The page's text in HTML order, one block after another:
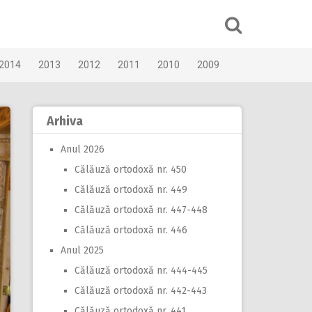
2013 2012 2011 2010 2009
Arhiva
Anul 2026
Călăuză ortodoxă nr. 450
Călăuză ortodoxă nr. 449
Călăuză ortodoxă nr. 447-448
Călăuză ortodoxă nr. 446
Anul 2025
Călăuză ortodoxă nr. 444-445
Călăuză ortodoxă nr. 442-443